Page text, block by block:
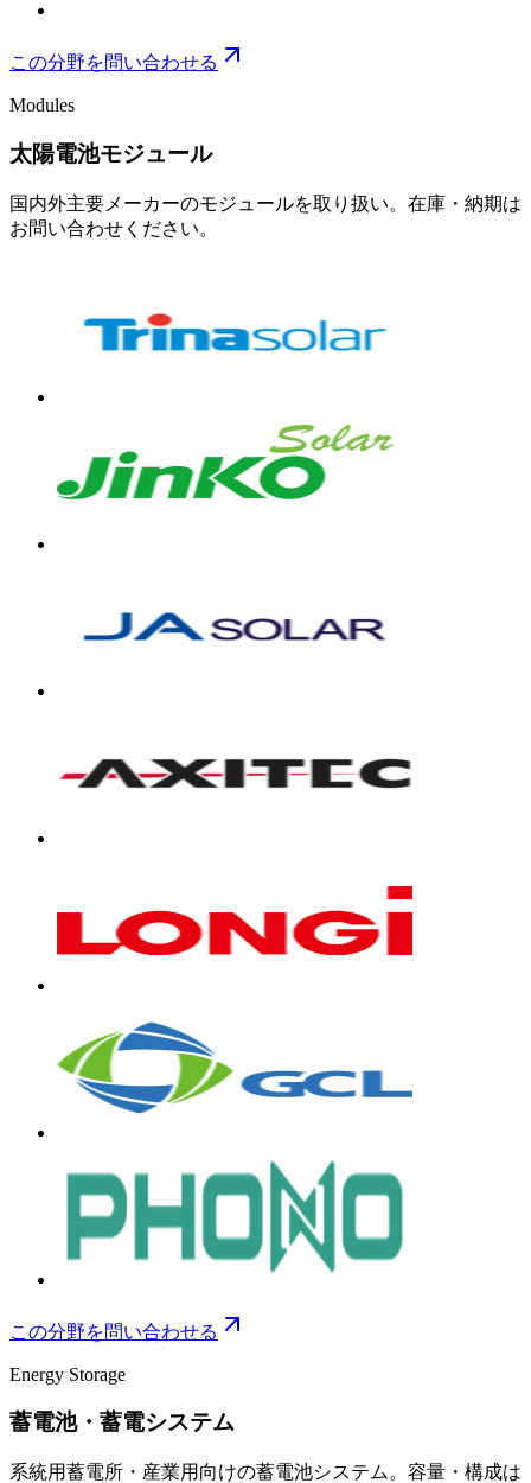
この分野を問い合わせる
Modules
太陽電池モジュール
国内外主要メーカーのモジュールを取り扱い。在庫・納期は
お問い合わせください。
この分野を問い合わせる
Energy Storage
蓄電池・蓄電システム
系統用蓄電所・産業用向けの蓄電池システム。容量・構成は